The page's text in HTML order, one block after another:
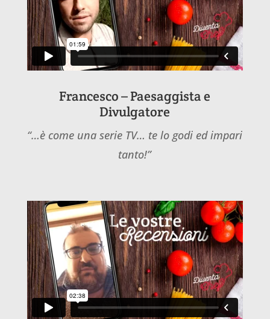
Francesco – Paesaggista e
Divulgatore
“…è come una serie TV… te lo godi ed impari
tanto!”